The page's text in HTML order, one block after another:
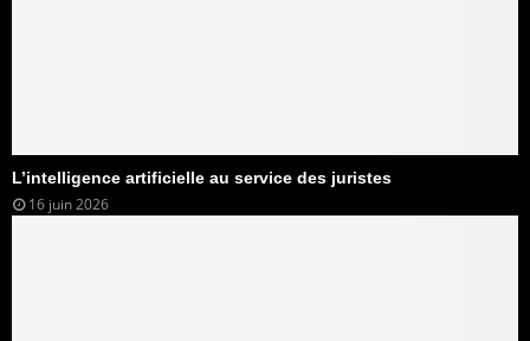
L’intelligence artificielle au service des juristes
16 juin 2026